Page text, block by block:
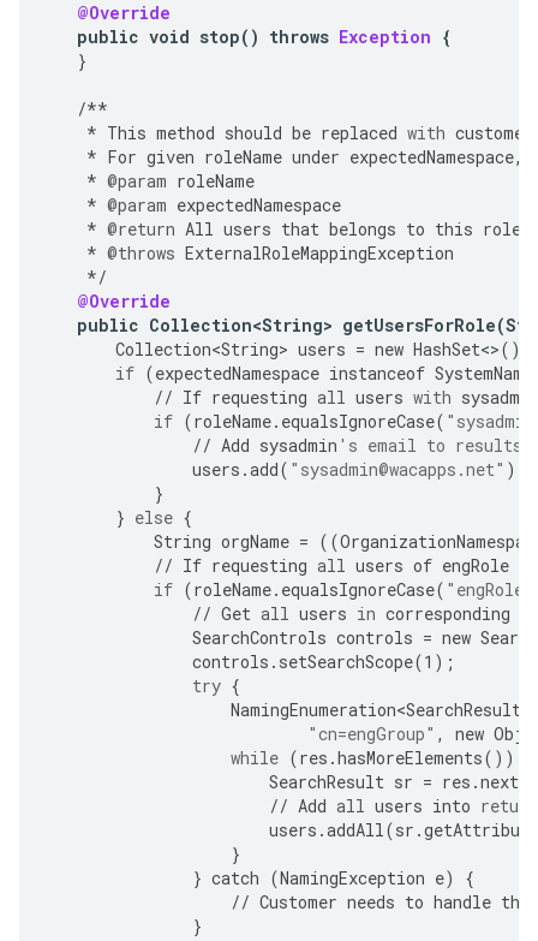
@Override
public void stop() throws Exception {
}
/**
* This method should be replaced with customer
* For given roleName under expectedNamespace,
* @param roleName
* @param expectedNamespace
* @return All users that belongs to this role
* @throws ExternalRoleMappingException
*/
@Override
public Collection<String> getUsersForRole(
Collection<String> users = new HashSet<>();
if (expectedNamespace instanceof
// If requesting all users with sysadmin
if (roleName. equalsIgnoreCase(
// Add sysadmin 's email to results
users .add( "sysadmin@wacapps.net" );
}
} else {
String orgName = ((
// If requesting all users of engRole
if (roleName. equalsIgnoreCase( "engRole"
// Get all users in corresponding
SearchControls controls = new
controls . setSearchScope(1 );
try {
NamingEnumeration<SearchResult>
"cn=engGroup" , new
while (res .hasMoreElements())
SearchResult sr = res .
// Add all users into return
users .addAll(sr .
}
} catch (NamingException e)
{
// Customer needs to handle the
}